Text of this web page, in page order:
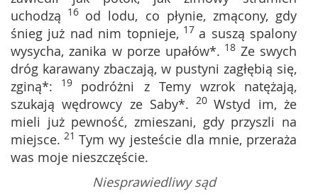
uchodzą 16 od lodu, co płynie, zmącony, gdy
śnieg już nad nim topnieje, 17 a suszą spalony
wysycha, zanika w porze upałów*. 18 Ze swych
dróg karawany zbaczają, w pustyni zagłębią się,
zginą*: 19 podróżni z Temy wzrok natężają,
szukają wędrowcy ze Saby*. 20Wstyd im, że
mieli już pewność, zmieszani, gdy przyszli na
miejsce. 21Tym wy jesteście dla mnie, przeraża
was moje nieszczęście.
Niesprawiedliwy sąd